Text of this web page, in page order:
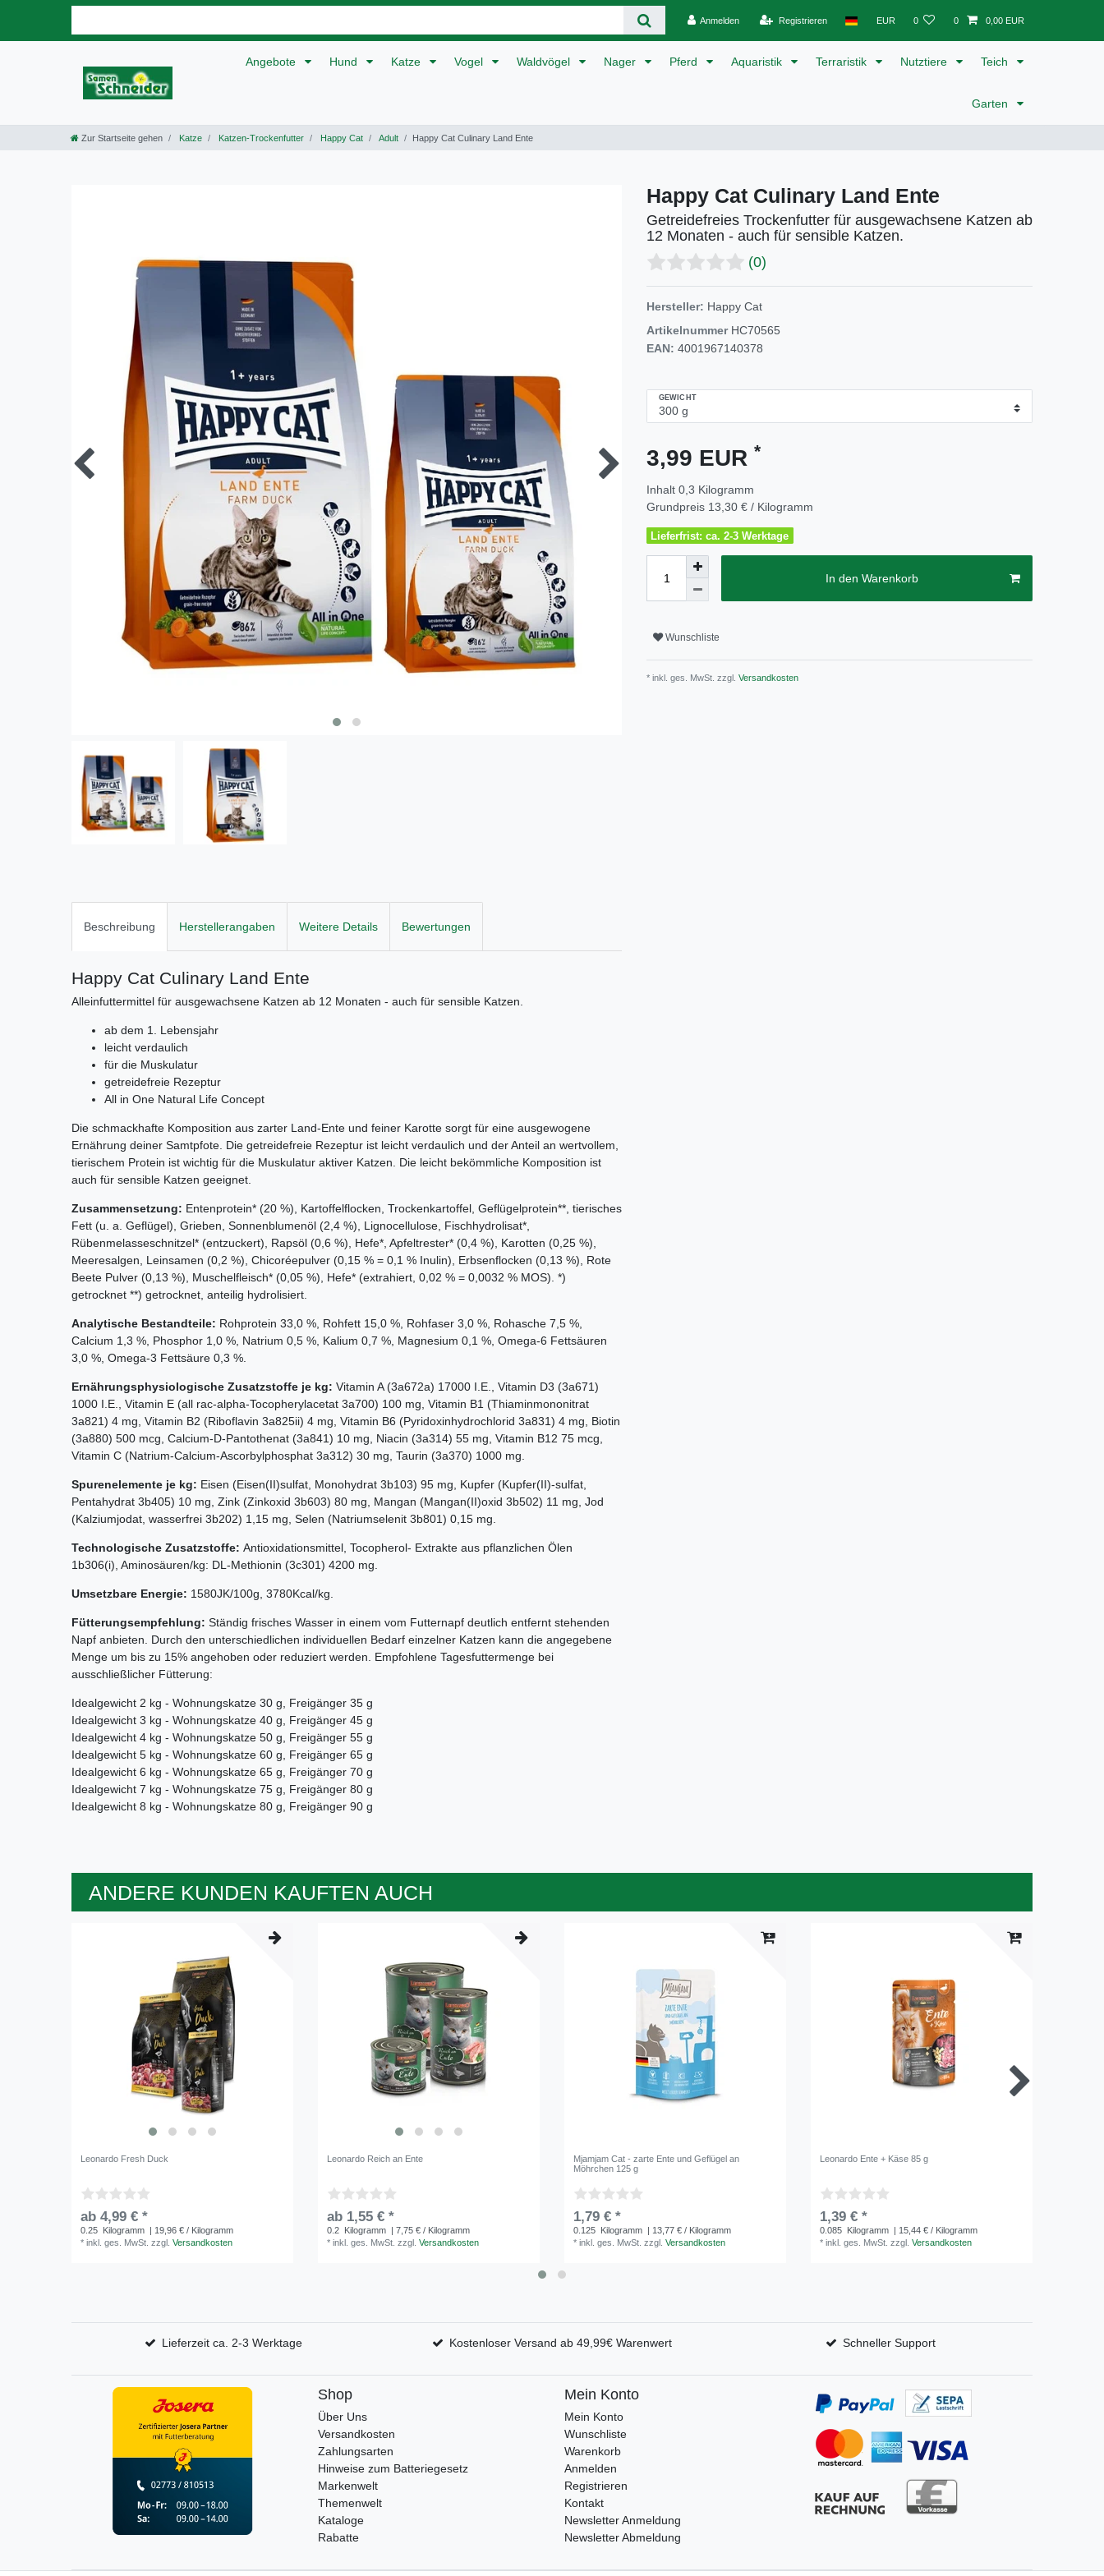
Anmelden Registrieren EUR 0 0 0,00 EUR
Angebote Hund Katze Vogel Waldvögel Nager Pferd Aquaristik Terraristik Nutztiere Teich
Garten
Zur Startseite gehen Katze Katzen-Trockenfutter Happy Cat Adult Happy Cat Culinary Land Ente
Happy Cat Culinary Land Ente
Getreidefreies Trockenfutter für ausgewachsene Katzen ab
12 Monaten - auch für sensible Katzen.
(0)
Hersteller: Happy Cat
Artikelnummer HC70565
EAN: 4001967140378
GEWICHT
3,99 EUR *
Inhalt 0,3 Kilogramm
Grundpreis 13,30 € / Kilogramm
Lieferfrist: ca. 2-3 Werktage
In den Warenkorb
Wunschliste
* inkl. ges. MwSt. zzgl. Versandkosten
Beschreibung Herstellerangaben Weitere Details Bewertungen
Happy Cat Culinary Land Ente
Alleinfuttermittel für ausgewachsene Katzen ab 12 Monaten - auch für sensible Katzen.
ab dem 1. Lebensjahr
leicht verdaulich
für die Muskulatur
getreidefreie Rezeptur
All in One Natural Life Concept
Die schmackhafte Komposition aus zarter Land-Ente und feiner Karotte sorgt für eine ausgewogene
Ernährung deiner Samtpfote. Die getreidefreie Rezeptur ist leicht verdaulich und der Anteil an wertvollem,
tierischem Protein ist wichtig für die Muskulatur aktiver Katzen. Die leicht bekömmliche Komposition ist
auch für sensible Katzen geeignet.
Zusammensetzung: Entenprotein* (20 %), Kartoffelflocken, Trockenkartoffel, Geflügelprotein**, tierisches
Fett (u. a. Geflügel), Grieben, Sonnenblumenöl (2,4 %), Lignocellulose, Fischhydrolisat*,
Rübenmelasseschnitzel* (entzuckert), Rapsöl (0,6 %), Hefe*, Apfeltrester* (0,4 %), Karotten (0,25 %),
Meeresalgen, Leinsamen (0,2 %), Chicoréepulver (0,15 % = 0,1 % Inulin), Erbsenflocken (0,13 %), Rote
Beete Pulver (0,13 %), Muschelfleisch* (0,05 %), Hefe* (extrahiert, 0,02 % = 0,0032 % MOS). *)
getrocknet **) getrocknet, anteilig hydrolisiert.
Analytische Bestandteile: Rohprotein 33,0 %, Rohfett 15,0 %, Rohfaser 3,0 %, Rohasche 7,5 %,
Calcium 1,3 %, Phosphor 1,0 %, Natrium 0,5 %, Kalium 0,7 %, Magnesium 0,1 %, Omega-6 Fettsäuren
3,0 %, Omega-3 Fettsäure 0,3 %.
Ernährungsphysiologische Zusatzstoffe je kg: Vitamin A (3a672a) 17000 I.E., Vitamin D3 (3a671)
1000 I.E., Vitamin E (all rac-alpha-Tocopherylacetat 3a700) 100 mg, Vitamin B1 (Thiaminmononitrat
3a821) 4 mg, Vitamin B2 (Riboflavin 3a825ii) 4 mg, Vitamin B6 (Pyridoxinhydrochlorid 3a831) 4 mg, Biotin
(3a880) 500 mcg, Calcium-D-Pantothenat (3a841) 10 mg, Niacin (3a314) 55 mg, Vitamin B12 75 mcg,
Vitamin C (Natrium-Calcium-Ascorbylphosphat 3a312) 30 mg, Taurin (3a370) 1000 mg.
Spurenelemente je kg: Eisen (Eisen(II)sulfat, Monohydrat 3b103) 95 mg, Kupfer (Kupfer(II)-sulfat,
Pentahydrat 3b405) 10 mg, Zink (Zinkoxid 3b603) 80 mg, Mangan (Mangan(II)oxid 3b502) 11 mg, Jod
(Kalziumjodat, wasserfrei 3b202) 1,15 mg, Selen (Natriumselenit 3b801) 0,15 mg.
Technologische Zusatzstoffe: Antioxidationsmittel, Tocopherol- Extrakte aus pflanzlichen Ölen
1b306(i), Aminosäuren/kg: DL-Methionin (3c301) 4200 mg.
Umsetzbare Energie: 1580JK/100g, 3780Kcal/kg.
Fütterungsempfehlung: Ständig frisches Wasser in einem vom Futternapf deutlich entfernt stehenden
Napf anbieten. Durch den unterschiedlichen individuellen Bedarf einzelner Katzen kann die angegebene
Menge um bis zu 15% angehoben oder reduziert werden. Empfohlene Tagesfuttermenge bei
ausschließlicher Fütterung:
Idealgewicht 2 kg - Wohnungskatze 30 g, Freigänger 35 g
Idealgewicht 3 kg - Wohnungskatze 40 g, Freigänger 45 g
Idealgewicht 4 kg - Wohnungskatze 50 g, Freigänger 55 g
Idealgewicht 5 kg - Wohnungskatze 60 g, Freigänger 65 g
Idealgewicht 6 kg - Wohnungskatze 65 g, Freigänger 70 g
Idealgewicht 7 kg - Wohnungskatze 75 g, Freigänger 80 g
Idealgewicht 8 kg - Wohnungskatze 80 g, Freigänger 90 g
ANDERE KUNDEN KAUFTEN AUCH
Leonardo Fresh Duck
ab 4,99 € *
0.25 Kilogramm | 19,96 € / Kilogramm
*inkl. ges. MwSt. zzgl.Versandkosten
Leonardo Reich an Ente
ab 1,55 € *
0.2 Kilogramm | 7,75 € / Kilogramm
*inkl. ges. MwSt. zzgl.Versandkosten
Mjamjam Cat - zarte Ente und Geflügel an
Möhrchen 125 g
1,79 € *
0.125 Kilogramm | 13,77 € / Kilogramm
*inkl. ges. MwSt. zzgl.Versandkosten
Leonardo Ente + Käse 85 g
1,39 € *
0.085 Kilogramm | 15,44 € / Kilogramm
*inkl. ges. MwSt. zzgl.Versandkosten
Lieferzeit ca. 2-3 Werktage Kostenloser Versand ab 49,99€ Warenwert Schneller Support
Shop
Über Uns
Versandkosten
Zahlungsarten
Hinweise zum Batteriegesetz
Markenwelt
Themenwelt
Kataloge
Rabatte
Mein Konto
Mein Konto
Wunschliste
Warenkorb
Anmelden
Registrieren
Kontakt
Newsletter Anmeldung
Newsletter Abmeldung